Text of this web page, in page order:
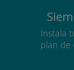
Instala
plan de